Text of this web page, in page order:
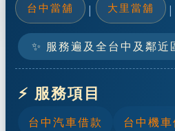
台中當舖 | 大里當舖 |
✨ 服務遍及全台中及鄰近
⚡ 服務項目
台中汽車借款 台中機車